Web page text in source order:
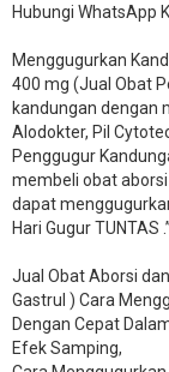
Hubungi WhatsApp
Menggugurkan
400 mg (Jual Obat
kandungan dengan
Alodokter, Pil
Penggugur
membeli obat
dapat
Hari Gugur TUNTAS .”
Jual Obat Aborsi
Gastrul ) Cara
Dengan Cepat
Efek Samping,